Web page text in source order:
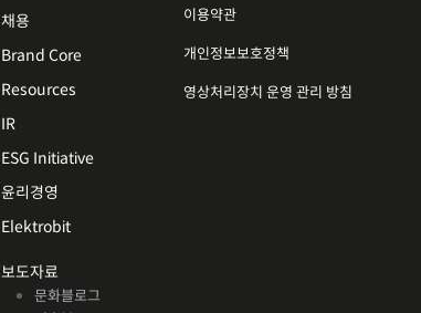
채용
Brand Core
Resources
IR
ESG Initiative
윤리경영
Elektrobit
보도자료
문화블로그
이용약관
개인정보보호정책
영상처리장치 운영 관리 방침